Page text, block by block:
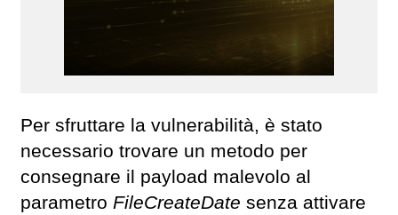
Per sfruttare la vulnerabilità, è stato
necessario trovare un metodo per
consegnare il payload malevolo al
parametro FileCreateDate senza attivare